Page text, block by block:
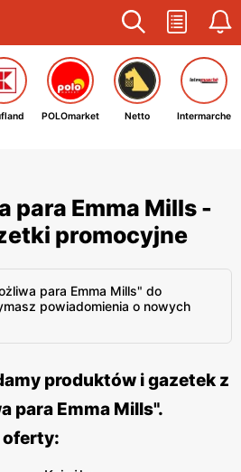
POLOmarket Netto Intermarche
para Emma Mills -
promocyjne
para Emma Mills" do
powiadomienia o nowych
produktów i gazetek z
para Emma Mills".
oferty: